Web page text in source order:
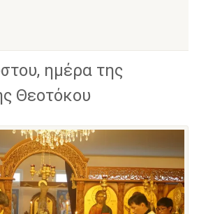
ημέρα της
Θεοτόκου